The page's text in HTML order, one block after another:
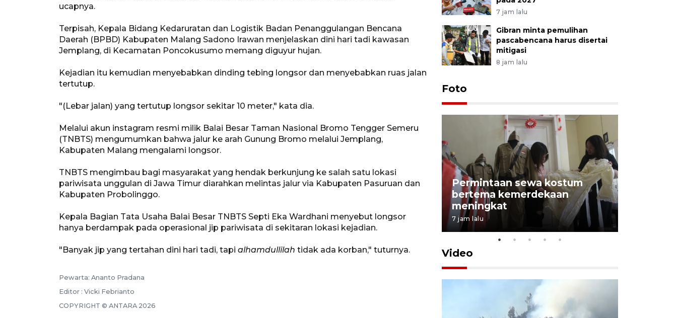
ucapnya.
Terpisah, Kepala Bidang Kedaruratan dan Logistik Badan Penanggulangan Bencana
Daerah (BPBD) Kabupaten Malang Sadono Irawan menjelaskan dini hari tadi kawasan
Jemplang, di Kecamatan Poncokusumo memang diguyur hujan.
Kejadian itu kemudian menyebabkan dinding tebing longsor dan menyebabkan ruas jalan
tertutup.
"(Lebar jalan) yang tertutup longsor sekitar 10 meter," kata dia.
Melalui akun instagram resmi milik Balai Besar Taman Nasional Bromo Tengger Semeru
(TNBTS) mengumumkan bahwa jalur ke arah Gunung Bromo melalui Jemplang,
Kabupaten Malang mengalami longsor.
TNBTS mengimbau bagi masyarakat yang hendak berkunjung ke salah satu lokasi
pariwisata unggulan di Jawa Timur diarahkan melintas jalur via Kabupaten Pasuruan dan
Kabupaten Probolinggo.
Kepala Bagian Tata Usaha Balai Besar TNBTS Septi Eka Wardhani menyebut longsor
hanya berdampak pada operasional jip pariwisata di sekitaran lokasi kejadian.
"Banyak jip yang tertahan dini hari tadi, tapi alhamdullilah tidak ada korban," tuturnya.
Pewarta: Ananto Pradana
Editor : Vicki Febrianto
COPYRIGHT © ANTARA 2026
7 jam lalu
Gibran minta pemulihan
pascabencana harus disertai
mitigasi
8 jam lalu
Foto
7 Agustus 2026 14:36
Permintaan sewa kostum
bertema kemerdekaan
meningkat
7 jam lalu
Video